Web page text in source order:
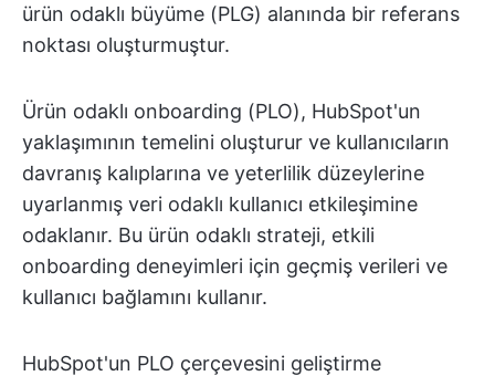
ürün odaklı büyüme (PLG) alanında bir referans
noktası oluşturmuştur.
Ürün odaklı onboarding (PLO), HubSpot'un
yaklaşımının temelini oluşturur ve kullanıcıların
davranış kalıplarına ve yeterlilik düzeylerine
uyarlanmış veri odaklı kullanıcı etkileşimine
odaklanır. Bu ürün odaklı strateji, etkili
onboarding deneyimleri için geçmiş verileri ve
kullanıcı bağlamını kullanır.
HubSpot'un PLO çerçevesini geliştirme